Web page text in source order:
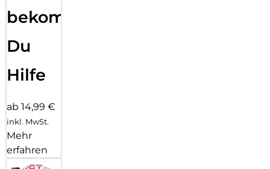
bekommst
Du
Hilfe
ab 14,99 €
inkl. MwSt.
Mehr
erfahren